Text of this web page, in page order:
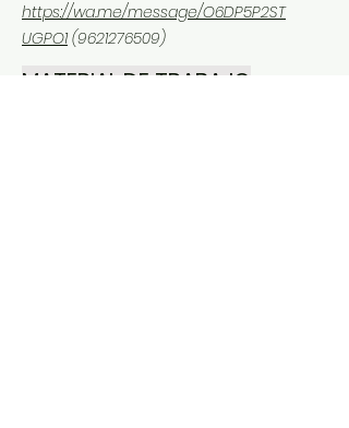
https://wa.me/message/O6DP5P2ST
UGPO1 (9621276509)
MATERIAL DE TRABAJO